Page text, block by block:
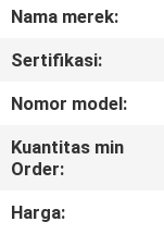
PABRIK
KONTROL
KUALITAS
Nama merek:
Sertifikasi:
Nomor model:
Kuantitas min
Order:
Harga: